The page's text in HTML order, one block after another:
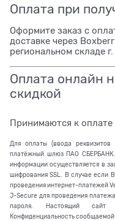
Оплата при
Оформите заказ с
доставке через
региональном складе
Оплата онлайн
скидкой
Принимаются к оплате
Для оплаты (ввода
платёжный шлюз ПАО
информации осуществляется в
шифрования SSL. В случае если
проведения интернет-платежей
J-Secure для проведения
пароля. Настоящий сайт
Конфиденциальность